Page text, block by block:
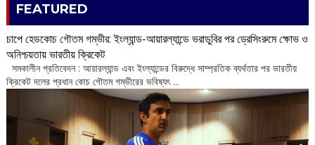
FEATURED
চাপে হেডকোচ গৌতম গম্ভীর: ইংল্যান্ড-আয়ারল্যান্ডে ভরাডুবির পর ড্রেসিংরুমে ক্ষোভ ও
অনিশ্চয়তায় ভারতীয় ক্রিকেট
‌ সমকালীন প্রতিবেদন : আয়ারল্যান্ড এবং ইংল্যান্ডের বিরুদ্ধে সাম্প্রতিক ব্যর্থতার পর ভারতীয়
ক্রিকেট দলের প্রধান কোচ গৌতম গম্ভীরের ভবিষ্যৎ ...